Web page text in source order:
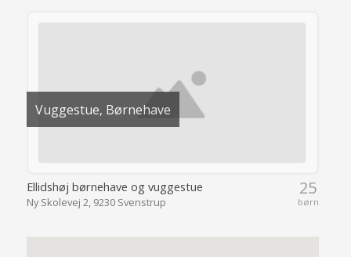
Vuggestue, Børnehave
25
børn
Ellidshøj børnehave og vuggestue
Ny Skolevej 2, 9230 Svenstrup